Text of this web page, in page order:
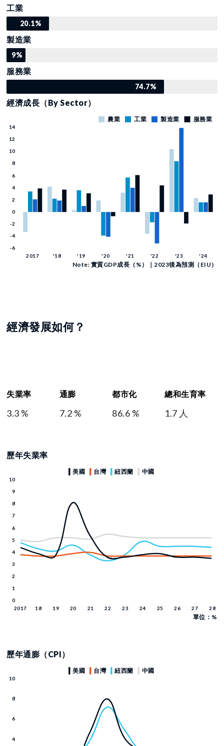
工業
20.1%
製造業
9%
服務業
74.7%
經濟成長（By Sector）
Note: 實質GDP成長（%）｜2023後為預測（EIU）
經濟發展如何？
失業率
3.3 %
通膨
7.2 %
都市化
86.6 %
總和生育率
1.7 人
歷年失業率
單位：%
歷年通膨（CPI）